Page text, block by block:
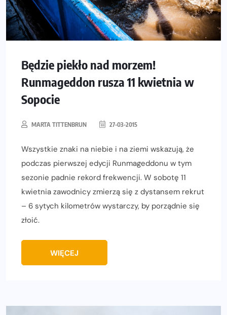
Będzie piekło nad morzem!
Runmageddon rusza 11 kwietnia w
Sopocie
MARTA TITTENBRUN 27-03-2015
Wszystkie znaki na niebie i na ziemi wskazują, że
podczas pierwszej edycji Runmageddonu w tym
sezonie padnie rekord frekwencji. W sobotę 11
kwietnia zawodnicy zmierzą się z dystansem rekrut
– 6 sytych kilometrów wystarczy, by porządnie się
złoić.
WIĘCEJ